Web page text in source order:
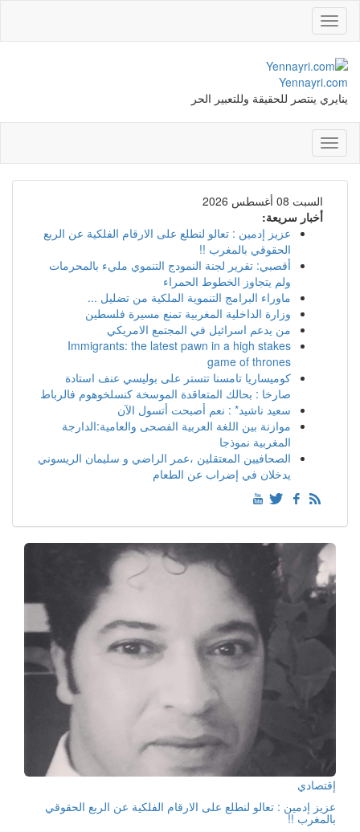
Toggle
navigation
Yennayri.com
ينايري ينتصر للحقيقة وللتعبير الحر
Toggle
navigation
السبت 08 أغسطس 2026
أخبار سريعة:
عزيز إدمين : تعالو لنطلع على الارقام الفلكية عن الربع
الحقوقي بالمغرب !!
أقصبي: تقرير لجنة النمودج التنموي مليء بالمحرمات
ولم يتجاوز الخطوط الحمراء
ماوراء البرامج التنموية الملكية من تضليل ...
وزارة الداخلية المغربية تمنع مسيرة فلسطين
من يدعم اسرائيل في المجتمع الامريكي
Immigrants: the latest pawn in a high stakes
game of thrones
كوميساريا تامسنا تتستر على بوليسي عنف استادة
صارخا : بحالك المتعاقدة الموسخة كنسلخوهوم فالرباط
سعيد ناشيد* : نعم أصبحت أتسول الآن
موازنة بين اللغة العربية الفصحى والعامية:الدارجة
المغربية نموذجا
الصحافيين المعتقلين ،عمر الراضي و سليمان الريسوني
يدخلان في إضراب عن الطعام
إقتصادي
عزيز إدمين : تعالو لنطلع على الارقام الفلكية عن الربع الحقوقي
بالمغرب !!